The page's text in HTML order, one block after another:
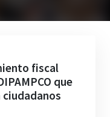
fiscal
que